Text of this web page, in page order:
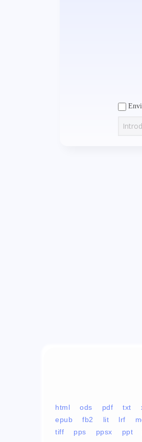
html ods pdf txt
epub
fb2 lit lrf
tiff
pps ppsx ppt